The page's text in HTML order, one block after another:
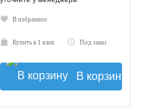
В избранное
Купить в 1 клик Под заказ
В корзину